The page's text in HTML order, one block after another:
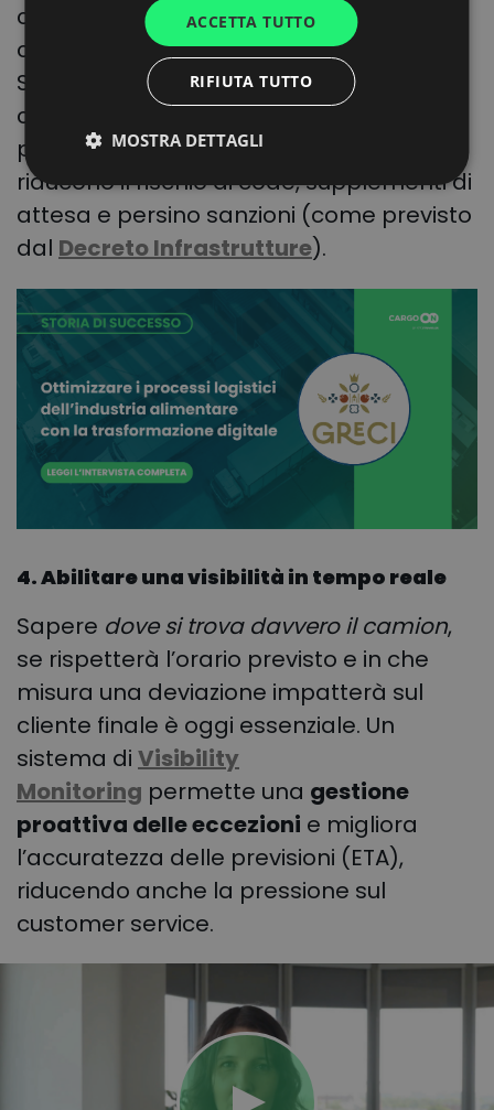
camion o ti trovi troppo spesso a gestire
colli di bottiglia e ritardi?
Soluzioni digitali di prenotazione slot,
come
Dock Scheduler, permettono una
pianificazione condivisa con i partner e
riducono il rischio di code, supplementi di
attesa e persino sanzioni (come previsto
dal Decreto Infrastrutture).
4. Abilitare una visibilità in tempo reale
Sapere dove si trova davvero il camion,
se rispetterà l’orario previsto e in che
misura una deviazione impatterà sul
cliente finale è oggi essenziale. Un
sistema di Visibility
Monitoring permette una gestione
proattiva delle eccezioni e migliora
l’accuratezza delle previsioni (ETA),
riducendo anche la pressione sul
customer service.
ACCETTA TUTTO
RIFIUTA TUTTO
MOSTRA DETTAGLI